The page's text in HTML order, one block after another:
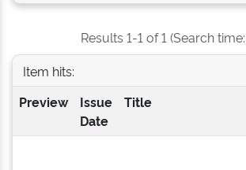
Results 1-1 of 1 (Search
Item hits:
Preview
Issue
Date
Title